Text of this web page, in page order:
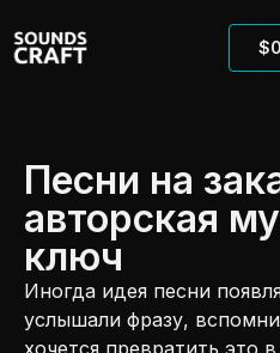
$
Песни на
авторская
ключ
Иногда идея песни
услышали фразу,
хочется превратить это